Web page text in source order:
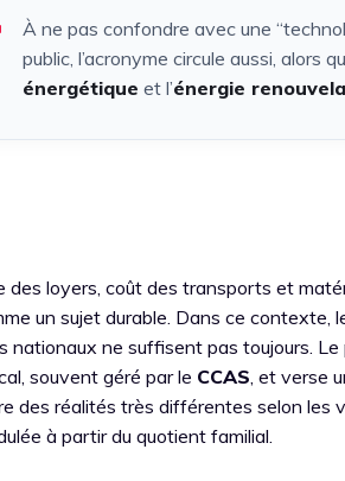
À ne pas confondre avec une
public, l’acronyme circule aussi, alors
énergétique et l’énergie
des loyers, coût des transports et
un sujet durable. Dans ce contexte,
nationaux ne suffisent pas toujours.
souvent géré par le CCAS, et verse
des réalités très différentes selon les
à partir du quotient familial.